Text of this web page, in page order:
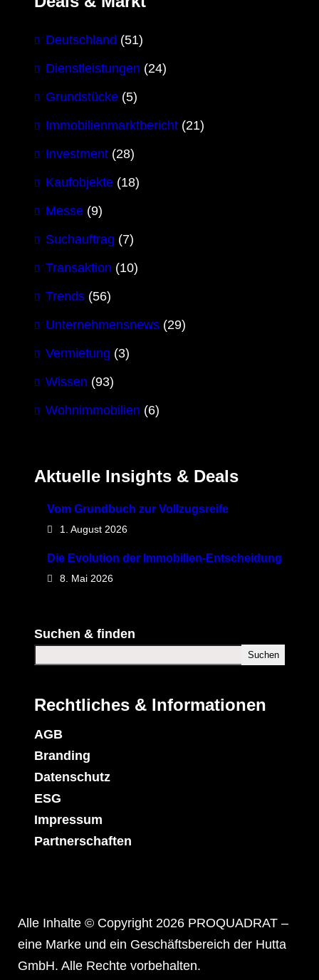
Deutschland (51)
Dienstleistungen (24)
Grundstücke (5)
Immobilienmarktbericht (21)
Investment (28)
Kaufobjekte (18)
Messe (9)
Suchauftrag (7)
Transaktion (10)
Trends (56)
Unternehmensnews (29)
Vermietung (3)
Wissen (93)
Wohnimmobilien (6)
Aktuelle Insights & Deals
Vom Grundbuch zur Vollzugsreife
1. August 2026
Die Evolution der Immobilien-Entscheidung
8. Mai 2026
Suchen & finden
Suchen
Rechtliches & Informationen
AGB
Branding
Datenschutz
ESG
Impressum
Partnerschaften
Alle Inhalte © Copyright 2026 PROQUADRAT –
eine Marke und ein Geschäftsbereich der Hutta
GmbH. Alle Rechte vorbehalten.